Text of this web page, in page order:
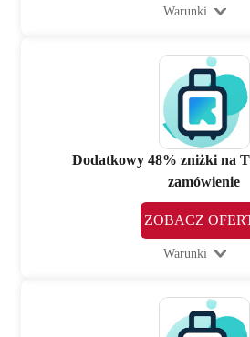
Warunki
Dodatkowy 48% zniżki na
zamówienie
ZOBACZ
Warunki